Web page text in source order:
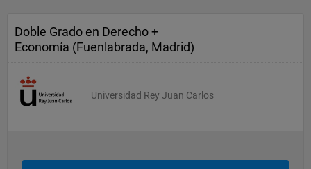
Doble Grado en Derecho +
Economía (Fuenlabrada, Madrid)
Universidad Rey Juan Carlos